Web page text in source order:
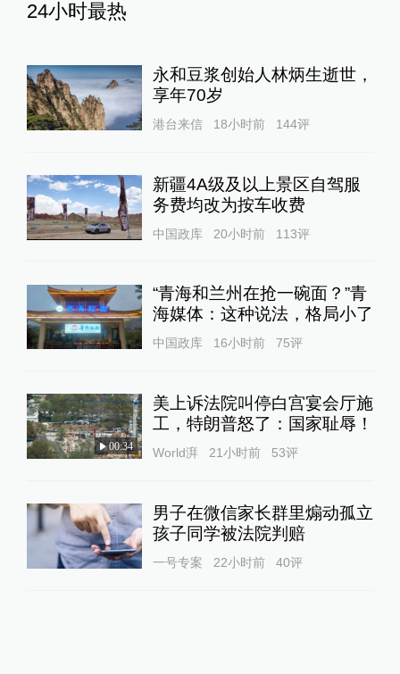
24小时最热
永和豆浆创始人林炳生逝世，
享年70岁
港台来信 18小时前 144评
新疆4A级及以上景区自驾服
务费均改为按车收费
中国政库 20小时前 113评
“青海和兰州在抢一碗面？”青
海媒体：这种说法，格局小了
中国政库 16小时前 75评
00:34
美上诉法院叫停白宫宴会厅施
工，特朗普怒了：国家耻辱！
World湃 21小时前 53评
男子在微信家长群里煽动孤立
孩子同学被法院判赔
一号专案 22小时前 40评